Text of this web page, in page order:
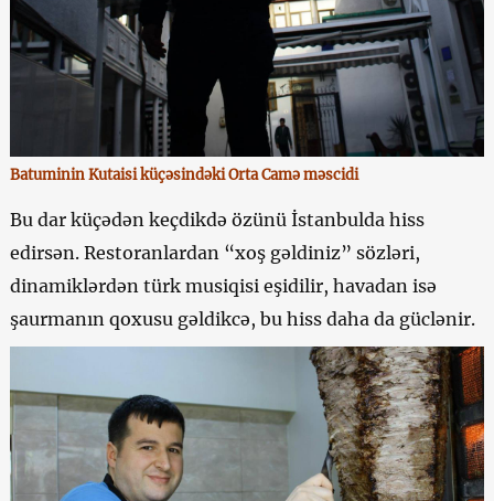
Batuminin Kutaisi küçəsindəki Orta Camə məscidi
Bu dar küçədən keçdikdə özünü İstanbulda hiss
edirsən. Restoranlardan “xoş gəldiniz” sözləri,
dinamiklərdən türk musiqisi eşidilir, havadan isə
şaurmanın qoxusu gəldikcə, bu hiss daha da güclənir.